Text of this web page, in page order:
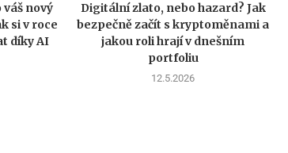
nový
si v roce
díky AI
Digitální zlato, nebo hazard? Jak
bezpečně začít s kryptoměnami a
jakou roli hrají v dnešním
portfoliu
12.5.2026